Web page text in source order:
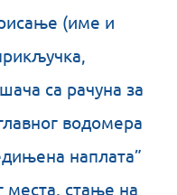
(име и
са рачуна за
водомера
наплата”
стање на